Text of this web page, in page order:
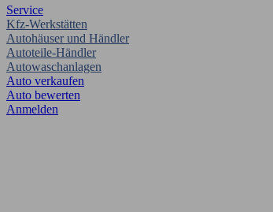
Service
Kfz-Werkstätten
Autohäuser und Händler
Autoteile-Händler
Autowaschanlagen
Auto verkaufen
Auto bewerten
Anmelden